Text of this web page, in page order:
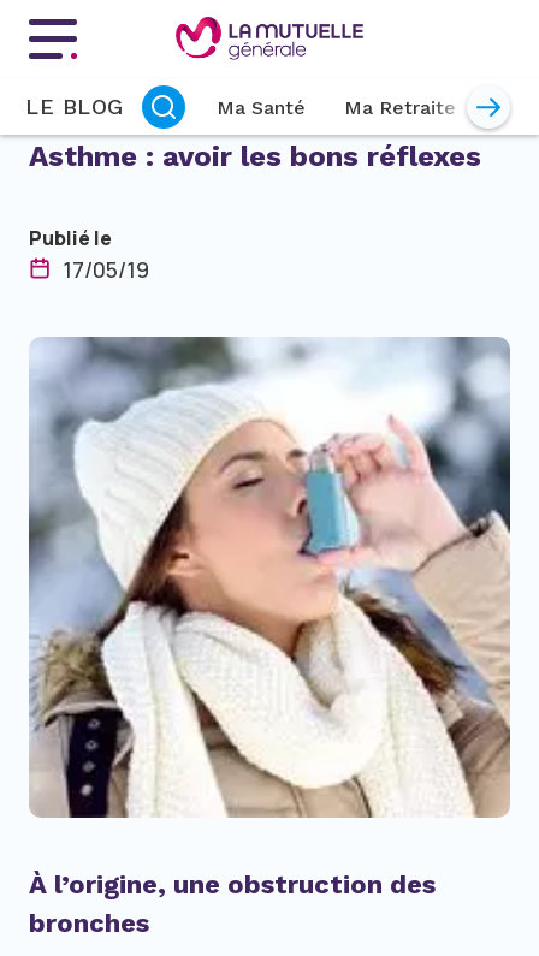
Menu principal
LE BLOG Ma Santé Ma Retraite
Asthme : avoir les bons réflexes
Publié le
17/05/19
À l’origine, une obstruction des
bronches